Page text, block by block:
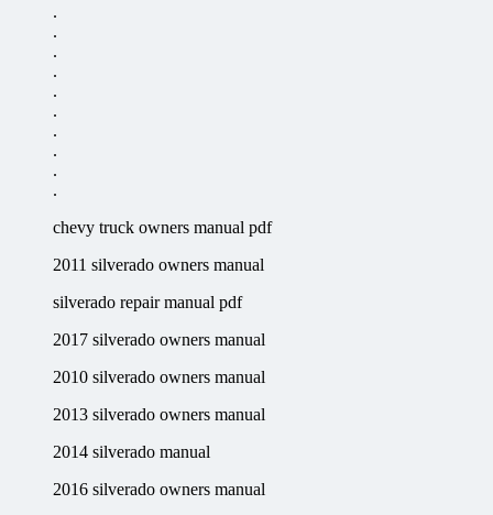
.
.
.
.
.
.
.
.
.
.
chevy truck owners manual pdf
2011 silverado owners manual
silverado repair manual pdf
2017 silverado owners manual
2010 silverado owners manual
2013 silverado owners manual
2014 silverado manual
2016 silverado owners manual